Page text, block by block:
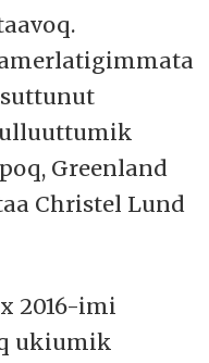
Greenland
Christel Lund
2016-imi
ukiumik